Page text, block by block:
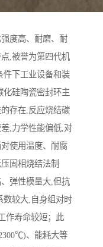
度高、耐磨、耐
,被誉为第四代机
件下工业设备和装
化硅陶瓷密封环主
存在,反应烧结碳
,力学性能偏低,对
使用温度、耐腐
固相烧结法制
弹性模量大,但抗
数较大,自身组对时
作寿命较短；此
、能耗大等